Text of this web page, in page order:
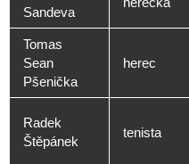
Sandeva
Tomas
Sean
Pšenička
herec
Radek
Štěpánek
tenista